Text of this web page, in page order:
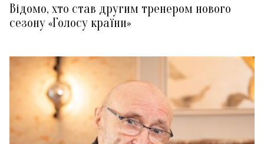
Відомо, хто став другим тренером нового
сезону «Голосу країни»